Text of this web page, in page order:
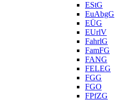
EStG
EuAbgG
EÜG
EUrlV
FahrlG
FamFG
FANG
FELEG
FGG
FGO
FPfZG